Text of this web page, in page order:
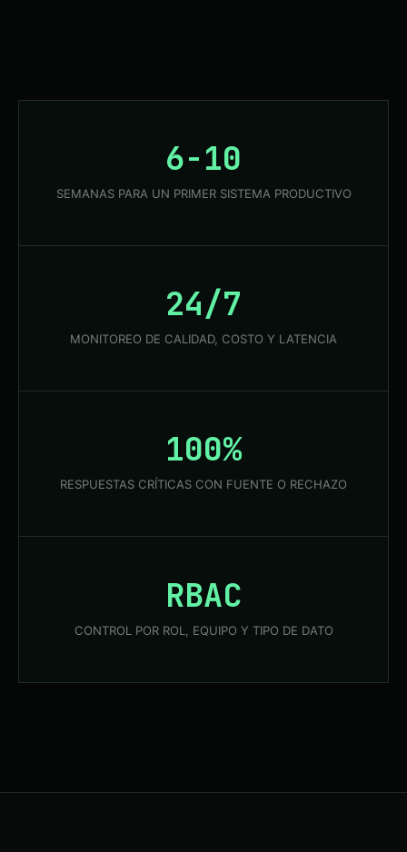
6-10
SEMANAS PARA UN PRIMER SISTEMA PRODUCTIVO
24/7
MONITOREO DE CALIDAD, COSTO Y LATENCIA
100%
RESPUESTAS CRÍTICAS CON FUENTE O RECHAZO
RBAC
CONTROL POR ROL, EQUIPO Y TIPO DE DATO